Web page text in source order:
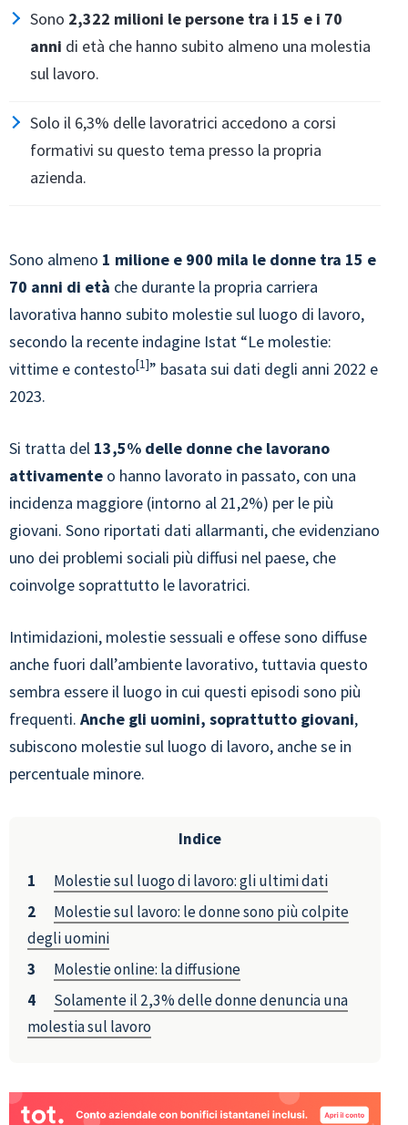
Sono 2,322 milioni le persone tra i 15 e i 70
anni di età che hanno subito almeno una molestia
sul lavoro.
Solo il 6,3% delle lavoratrici accedono a corsi
formativi su questo tema presso la propria
azienda.
Sono almeno 1 milione e 900 mila le donne tra 15 e
70 anni di età che durante la propria carriera
lavorativa hanno subito molestie sul luogo di lavoro,
secondo la recente indagine Istat “Le molestie:
vittime e contesto 1 ” basata sui dati degli anni 2022 e
2023.
Si tratta del 13,5% delle donne che lavorano
attivamente o hanno lavorato in passato, con una
incidenza maggiore (intorno al 21,2%) per le più
giovani. Sono riportati dati allarmanti, che evidenziano
uno dei problemi sociali più diffusi nel paese, che
coinvolge soprattutto le lavoratrici.
Intimidazioni, molestie sessuali e offese sono diffuse
anche fuori dall’ambiente lavorativo, tuttavia questo
sembra essere il luogo in cui questi episodi sono più
frequenti. Anche gli uomini, soprattutto giovani,
subiscono molestie sul luogo di lavoro, anche se in
percentuale minore.
Indice
Molestie sul luogo di lavoro: gli ultimi dati
Molestie sul lavoro: le donne sono più colpite
degli uomini
Molestie online: la diffusione
Solamente il 2,3% delle donne denuncia una
molestia sul lavoro